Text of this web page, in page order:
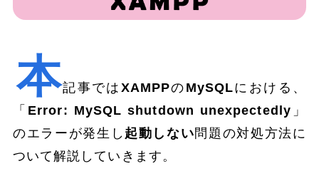
本記事では XAMPPの MySQLにおける、
「 Error: MySQL shutdown unexpectedly 」
のエラーが発生し 起動しない問題の対処方法に
ついて解説していきます。